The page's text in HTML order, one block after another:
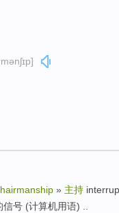
» 主持
号 (计算机用语) ..